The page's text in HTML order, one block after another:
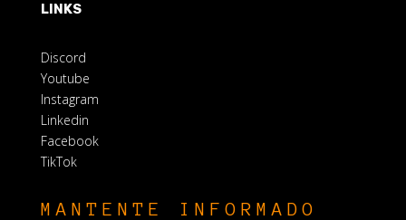
LINKS
Discord
Youtube
Instagram
Linkedin
Facebook
TikTok
MANTENTE INFORMADO